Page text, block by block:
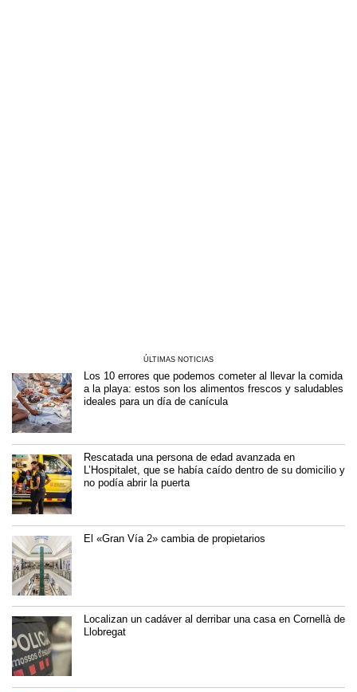
ÚLTIMAS NOTICIAS
Los 10 errores que podemos cometer al llevar la comida
a la playa: estos son los alimentos frescos y saludables
ideales para un día de canícula
Rescatada una persona de edad avanzada en
L’Hospitalet, que se había caído dentro de su domicilio y
no podía abrir la puerta
El «Gran Vía 2» cambia de propietarios
Localizan un cadáver al derribar una casa en Cornellà de
Llobregat